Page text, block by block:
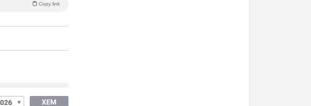
Copy link
XEM